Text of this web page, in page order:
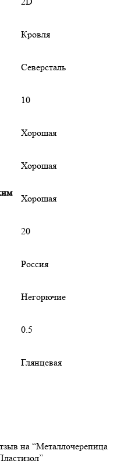
Кровля
Северсталь
10
Хорошая
Хорошая
Хорошая
20
Россия
Негорючие
0.5
Глянцевая
на “Металлочерепица